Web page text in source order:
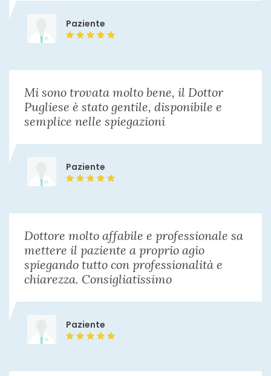
Visita di controllo
visita otorinolaringoiatrica pediatrica 120 €
endoscopia nasale 120 €
Paziente
Mi sono trovata molto bene, il Dottor
Pugliese è stato gentile, disponibile e
semplice nelle spiegazioni
Paziente
Dottore molto affabile e professionale sa
mettere il paziente a proprio agio
spiegando tutto con professionalità e
chiarezza. Consigliatissimo
Paziente